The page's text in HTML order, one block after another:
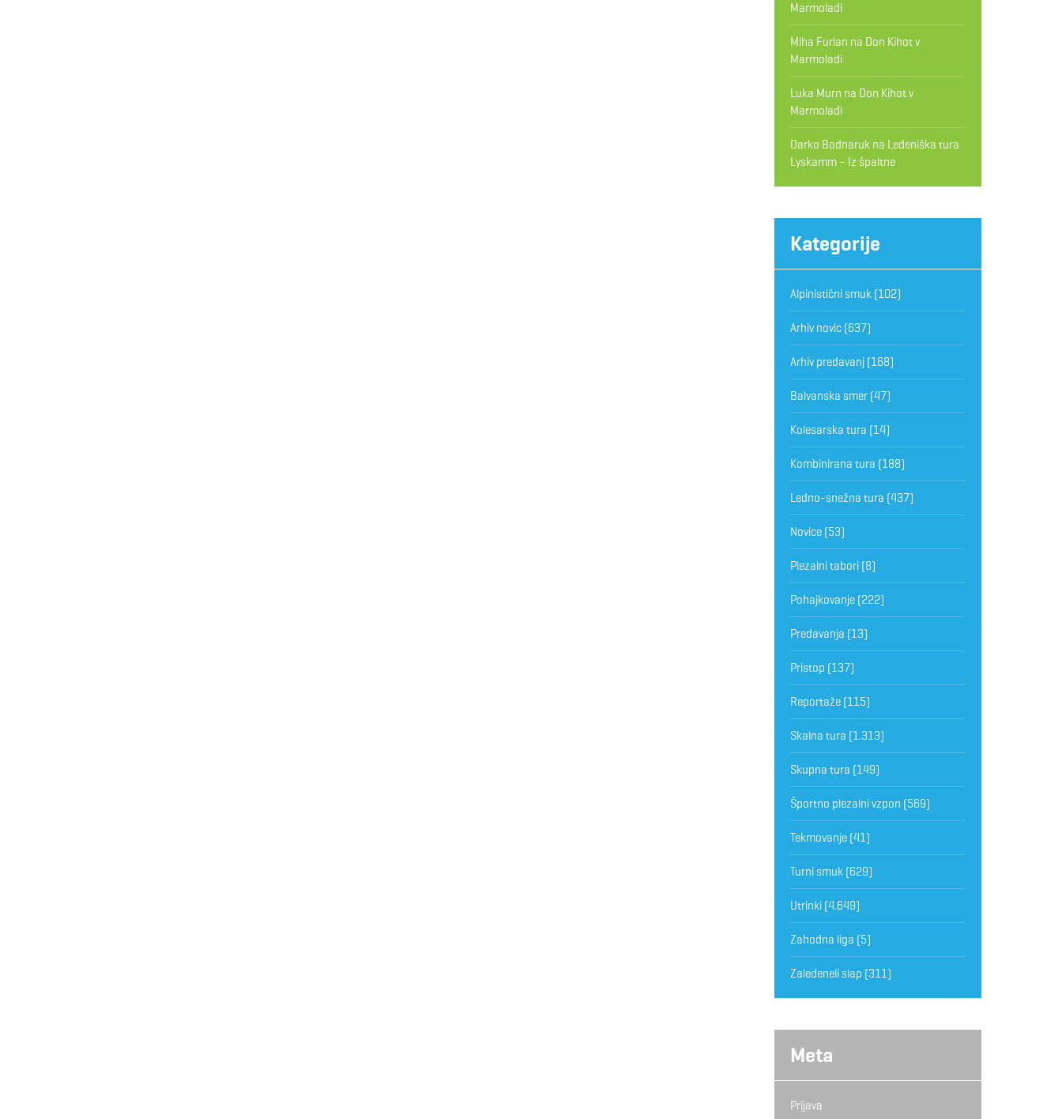
Marmoladi
Miha Furlan na Don Kihot v
Marmoladi
Luka Murn na Don Kihot v
Marmoladi
Darko Bodnarukna Ledeniška tura
Lyskamm – Iz špaltne
Kategorije
Alpinistični smuk(102)
Arhiv novic(637)
Arhiv predavanj(168)
Balvanska smer(47)
Kolesarska tura (14)
Kombinirana tura (188)
Ledno-snežna tura (437)
Novice(53)
Plezalni tabori(8)
Pohajkovanje(222)
Predavanja (13)
Pristop (137)
Reportaže(115)
Skalna tura (1.313)
Skupna tura (149)
Športno plezalni vzpon (569)
Tekmovanje(41)
Turni smuk(629)
Utrinki(4.649)
Zahodna liga (5)
Zaledeneli slap (311)
Meta
Prijava